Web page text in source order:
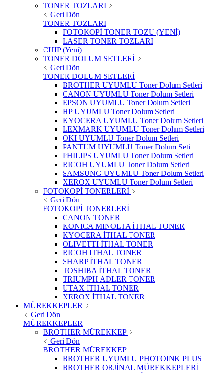
TONER TOZLARI
Geri Dön
TONER TOZLARI
FOTOKOPİ TONER TOZU (YENİ)
LASER TONER TOZLARI
CHIP (Yeni)
TONER DOLUM SETLERİ
Geri Dön
TONER DOLUM SETLERİ
BROTHER UYUMLU Toner Dolum Setleri
CANON UYUMLU Toner Dolum Setleri
EPSON UYUMLU Toner Dolum Setleri
HP UYUMLU Toner Dolum Setleri
KYOCERA UYUMLU Toner Dolum Setleri
LEXMARK UYUMLU Toner Dolum Setleri
OKI UYUMLU Toner Dolum Setleri
PANTUM UYUMLU Toner Dolum Seti
PHILIPS UYUMLU Toner Dolum Setleri
RICOH UYUMLU Toner Dolum Setleri
SAMSUNG UYUMLU Toner Dolum Setleri
XEROX UYUMLU Toner Dolum Setleri
FOTOKOPİ TONERLERİ
Geri Dön
FOTOKOPİ TONERLERİ
CANON TONER
KONICA MINOLTA İTHAL TONER
KYOCERA İTHAL TONER
OLIVETTI İTHAL TONER
RICOH İTHAL TONER
SHARP İTHAL TONER
TOSHIBA İTHAL TONER
TRIUMPH ADLER TONER
UTAX İTHAL TONER
XEROX İTHAL TONER
MÜREKKEPLER
Geri Dön
MÜREKKEPLER
BROTHER MÜREKKEP
Geri Dön
BROTHER MÜREKKEP
BROTHER UYUMLU PHOTOINK PLUS
BROTHER ORJİNAL MÜREKKEPLERİ